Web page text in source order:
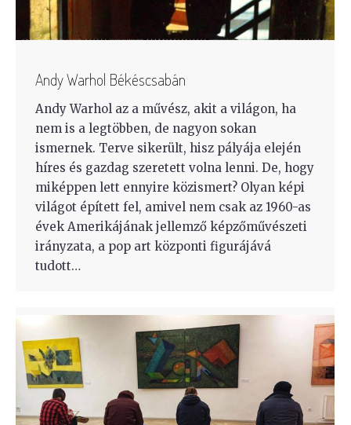
Andy Warhol Békéscsabán
Andy Warhol az a művész, akit a világon, ha
nem is a legtöbben, de nagyon sokan
ismernek. Terve sikerült, hisz pályája elején
híres és gazdag szeretett volna lenni. De, hogy
miképpen lett ennyire közismert? Olyan képi
világot épített fel, amivel nem csak az 1960-as
évek Amerikájának jellemző képzőművészeti
irányzata, a pop art központi figurájává
tudott…